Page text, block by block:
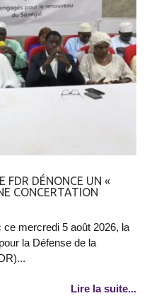
FDR DÉNONCE UN «
CONCERTATION
mercredi 5 août 2026, la
la Défense de la
Lire la suite...